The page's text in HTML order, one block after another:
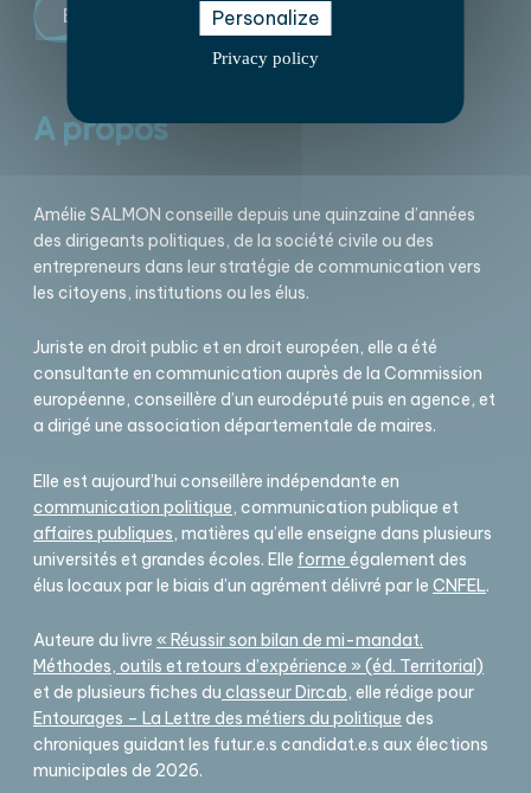
En savoir plus
A propos
Amélie SALMON conseille depuis une quinzaine d’années
des dirigeants politiques, de la société civile ou des
entrepreneurs dans leur stratégie de communication vers
les citoyens, institutions ou les élus.
Juriste en droit public et en droit européen, elle a été
consultante en communication auprès de la Commission
européenne, conseillère d’un eurodéputé puis en agence, et
a dirigé une association départementale de maires.
Elle est aujourd’hui conseillère indépendante en
communication politique, communication publique et
affaires publiques, matières qu’elle enseigne dans plusieurs
universités et grandes écoles. Elle forme également des
élus locaux par le biais d’un agrément délivré par le CNFEL.
Auteure du livre « Réussir son bilan de mi-mandat.
Méthodes, outils et retours d’expérience » (éd. Territorial)
et de plusieurs fiches du classeur Dircab, elle rédige pour
Entourages – La Lettre des métiers du politique des
chroniques guidant les futur.e.s candidat.e.s aux élections
municipales de 2026.
Personalize
Privacy policy